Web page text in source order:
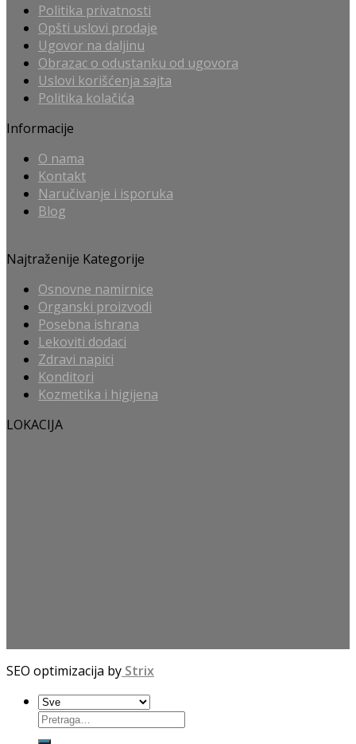
Politika privatnosti
Opšti uslovi prodaje
Ugovor na daljinu
Obrazac o odustanku od ugovora
Uslovi korišćenja sajta
Politika kolačića
Informacije
O nama
Kontakt
Naručivanje i isporuka
Blog
Najtraženije Kategorije
Osnovne namirnice
Organski proizvodi
Posebna ishrana
Lekoviti dodaci
Zdravi napici
Konditori
Kozmetika i higijena
LOKACIJA
SEO optimizacija by Strix